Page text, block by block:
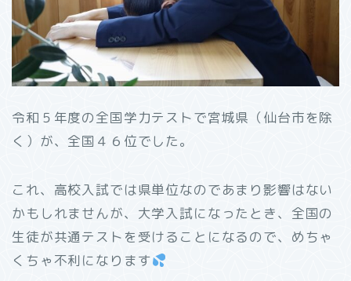
令和５年度の全国学力テストで宮城県（仙台市を除
く）が、全国４６位でした。
これ、高校入試では県単位なのであまり影響はない
かもしれませんが、大学入試になったとき、全国の
生徒が共通テストを受けることになるので、めちゃ
くちゃ不利になります